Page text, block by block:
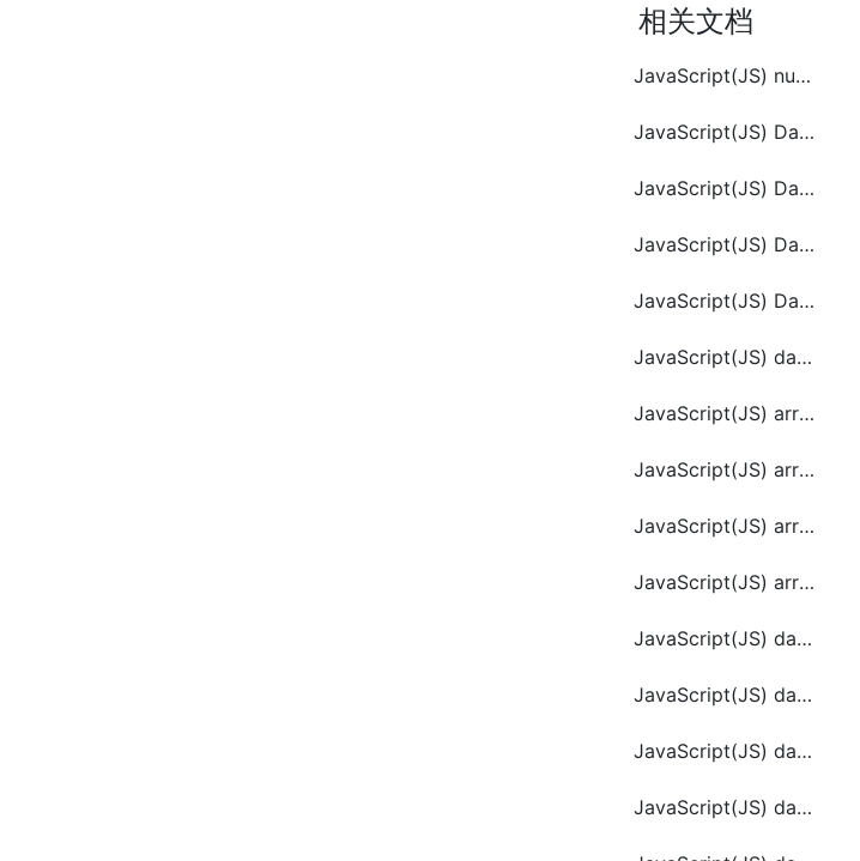
相关文档
JavaScript(JS) number.toLocaleString()
JavaScript(JS) Date.getMilliseconds()
JavaScript(JS) Date.getMonth()
JavaScript(JS) Date.getTimezoneOffset()
JavaScript(JS) Date.getUTCFullYear()
JavaScript(JS) date.toLocaleString()
JavaScript(JS) array.constructor
JavaScript(JS) array.pop()
JavaScript(JS) array.shift()
JavaScript(JS) array.toString()
JavaScript(JS) date.getDate()
JavaScript(JS) date.getHours()
JavaScript(JS) date.getUTCDay()
JavaScript(JS) date.getUTCMilliseconds()